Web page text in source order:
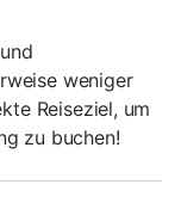
weniger
Reiseziel, um
zu buchen!